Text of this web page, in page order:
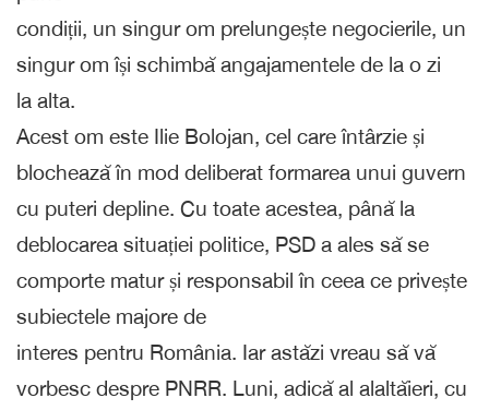
condiții, un singur om prelungește negocierile, un
singur om își schimbă angajamentele de la o zi
la alta.
Acest om este Ilie Bolojan, cel care întârzie și
blochează în mod deliberat formarea unui guvern
cu puteri depline. Cu toate acestea, până la
deblocarea situației politice, PSD a ales să se
comporte matur și responsabil în ceea ce privește
subiectele majore de
interes pentru România. Iar astăzi vreau să vă
vorbesc despre PNRR. Luni, adică al alaltăieri, cu